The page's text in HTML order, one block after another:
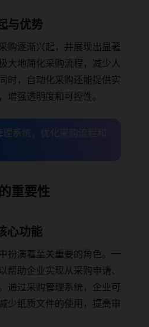
与优势
购逐渐兴起，并展现出显著
大地简化采购流程，减少人
时，自动化采购还能提供实
增强透明度和可控性。
系统，优化采购流程和
重要性
心功能
扮演着至关重要的角色。一
帮助企业实现从采购申请、
通过采购管理系统，企业可
少纸质文件的使用，提高审